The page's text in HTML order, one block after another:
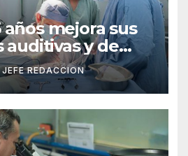
mejora sus
auditivas y de
intervención en
Puebla
JEFE REDACCION